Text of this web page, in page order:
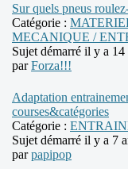
Sur quels pneus
Catégorie :
MECANIQUE /
Sujet démarré il y a 14
parForza!!!
Adaptation
courses&catégories
Catégorie :
Sujet démarré il y a 7
parpapipop